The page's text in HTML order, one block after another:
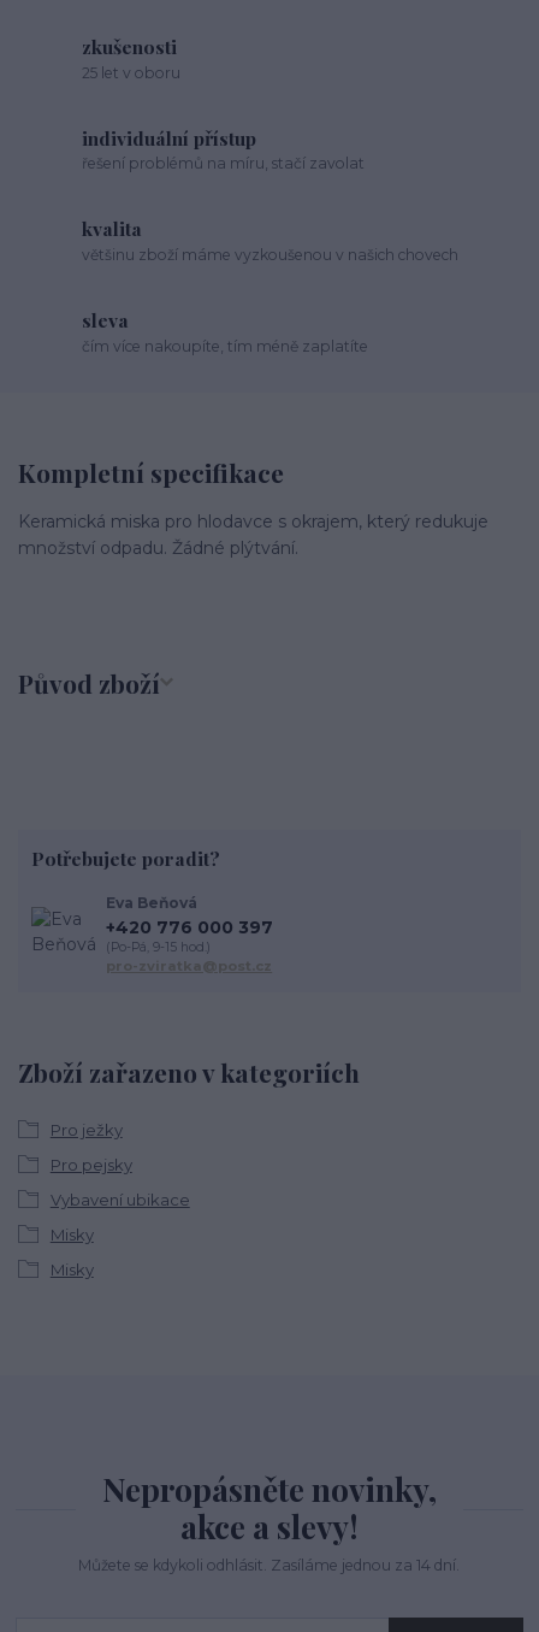
zkušenosti
25 let v oboru
individuální přístup
řešení problémů na míru, stačí zavolat
kvalita
většinu zboží máme vyzkoušenou v našich chovech
sleva
čím více nakoupíte, tím méně zaplatíte
Kompletní specifikace
Keramická miska pro hlodavce s okrajem, který redukuje
množství odpadu. Žádné plýtvání.
Původ zboží
Zboží zařazeno v kategoriích
Pro ježky
Pro pejsky
Vybavení ubikace
Misky
Misky
Potřebujete poradit?
Eva Beňová
+420 776 000 397
(Po-Pá, 9-15 hod.)
pro-zviratka@post.cz
Nepropásněte novinky,
akce a slevy!
Můžete se kdykoli odhlásit. Zasíláme jednou za 14 dní.